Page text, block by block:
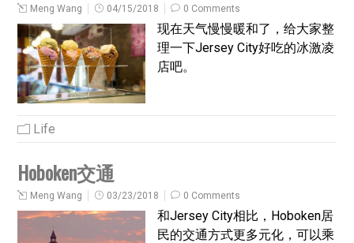
Meng Wang 04/15/2018 0 Comments
现在天气慢慢暖和了，给大家整
理一下Jersey City好吃的冰激凌
店吧。
Life
Hoboken交通
Meng Wang 03/23/2018 0 Comments
和Jersey City相比，Hoboken居
民的交通方式更多元化，可以乘